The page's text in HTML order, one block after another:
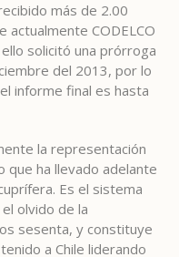
más de 2.00
actualmente CODELCO
solicitó una prórroga
del 2013, por lo
informe final es hasta
la representación
que ha llevado adelante
Es el sistema
olvido de la
sesenta, y constituye
a Chile liderando